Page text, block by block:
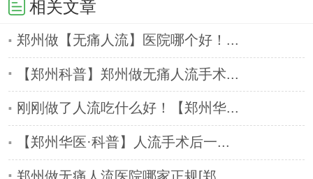
相关文章
郑州做【无痛人流】医院哪个好！...
【郑州科普】郑州做无痛人流手术...
刚刚做了人流吃什么好！【郑州华...
【郑州华医·科普】人流手术后一...
郑州做无痛人流医院哪家正规[郑...